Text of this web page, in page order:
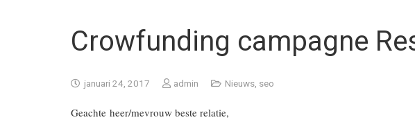
Crowfunding campagne
januari 24, 2017 admin Nieuws, seo
Geachte heer/mevrouw beste relatie,